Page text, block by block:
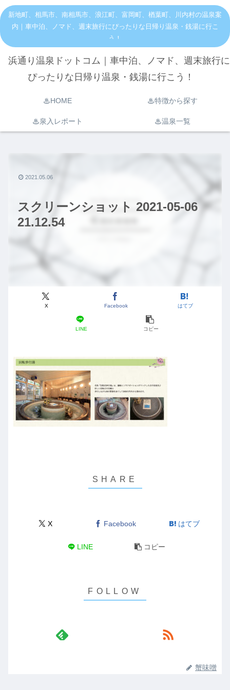
新地町、相馬市、南相馬市、浪江町、富岡町、楢葉町、川内村の温泉案
内｜車中泊、ノマド、週末旅行にぴったりな日帰り温泉・銭湯に行こ
う！
浜通り温泉ドットコム｜車中泊、ノマド、週末旅行に
ぴったりな日帰り温泉・銭湯に行こう！
♨︎HOME ♨︎特徴から探す
♨︎泉入レポート ♨︎温泉一覧
スクリーンショット 2021-05-06
21.12.54
X Facebook はてブ
LINE コピー
2021.05.06
X Facebook はてブ
LINE コピー
蟹味噌